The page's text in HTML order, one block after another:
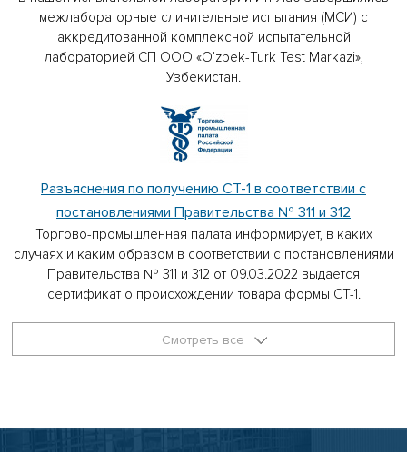
межлабораторные сличительные испытания (МСИ) с
аккредитованной комплексной испытательной
лабораторией СП ООО «O’zbek-Turk Test Markazi»,
Узбекистан.
Разъяснения по получению СТ-1 в соответствии с
постановлениями Правительства № 311 и 312
Торгово-промышленная палата информирует, в каких
случаях и каким образом в соответствии с постановлениями
Правительства № 311 и 312 от 09.03.2022 выдается
сертификат о происхождении товара формы СТ-1.
Смотреть все